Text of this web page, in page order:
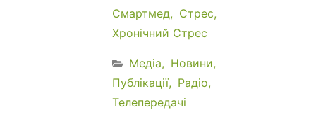
Смартмед
Стрес
Хронічний Стрес
Медіа
Новини
Публікації
Радіо
Телепередачі